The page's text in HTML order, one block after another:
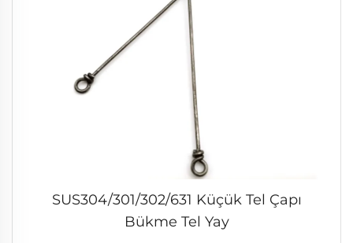
SUS304/301/302/631 Küçük Tel Çapı
Bükme Tel Yay